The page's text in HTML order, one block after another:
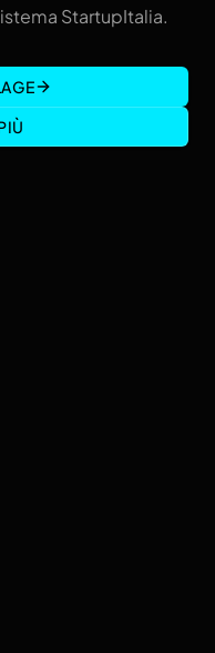
StartupItalia.